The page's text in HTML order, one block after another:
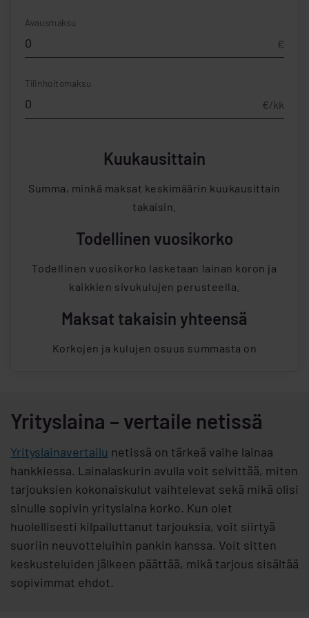
Avausmaksu
€
Tilinhoitomaksu
€/kk
Kuukausittain
Summa, minkä maksat keskimäärin kuukausittain
takaisin.
Todellinen vuosikorko
Todellinen vuosikorko lasketaan lainan koron ja
kaikkien sivukulujen perusteella.
Maksat takaisin yhteensä
Korkojen ja kulujen osuus summasta on
Yrityslaina – vertaile netissä
Yrityslainavertailu netissä on tärkeä vaihe lainaa
hankkiessa. Lainalaskurin avulla voit selvittää, miten
tarjouksien kokonaiskulut vaihtelevat sekä mikä olisi
sinulle sopivin yrityslaina korko. Kun olet
huolellisesti kilpailuttanut tarjouksia, voit siirtyä
suoriin neuvotteluihin pankin kanssa. Voit sitten
keskusteluiden jälkeen päättää, mikä tarjous sisältää
sopivimmat ehdot.